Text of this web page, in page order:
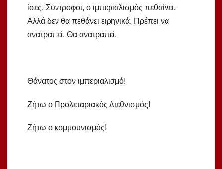
ίσες. Σύντροφοι, ο ιμπεριαλισμός πεθαίνει.
Αλλά δεν θα πεθάνει ειρηνικά. Πρέπει να
ανατραπεί. Θα ανατραπεί.
Θάνατος στον ιμπεριαλισμό!
Ζήτω ο Προλεταριακός Διεθνισμός!
Ζήτω ο κομμουνισμός!